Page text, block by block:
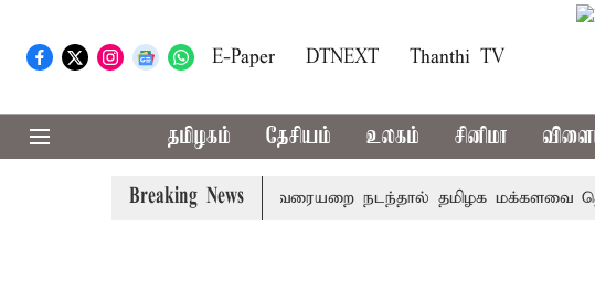
E-Paper DTNEXT Thanthi TV
தமிழகம் தேசியம் உலகம் சினிமா
Breaking News
தொகுதி மறுவரையறை நடந்தால் தமிழக மக்களவை